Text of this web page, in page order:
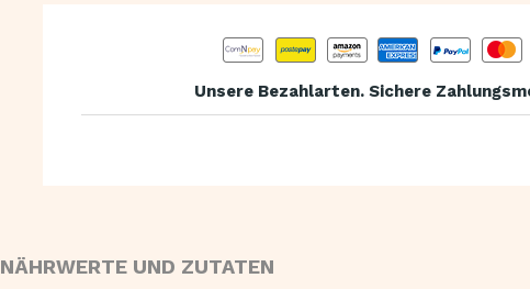
Unsere Bezahlarten. Sichere
NÄHRWERTE UND ZUTATEN